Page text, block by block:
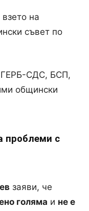
на
съвет по
ГЕРБ-СДС, БСП,
общински
проблеми с
заяви, че
голяма и не е